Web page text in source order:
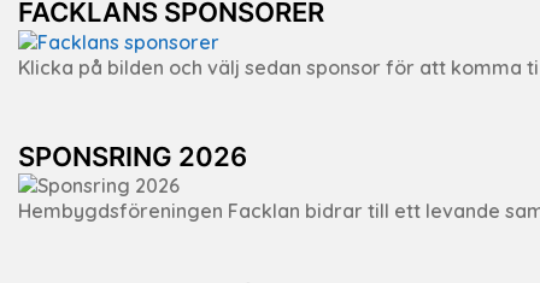
FACKLANS SPONSORER
Klicka på bilden och välj sedan sponsor för att komma
SPONSRING 2026
Hembygdsföreningen Facklan bidrar till ett levande